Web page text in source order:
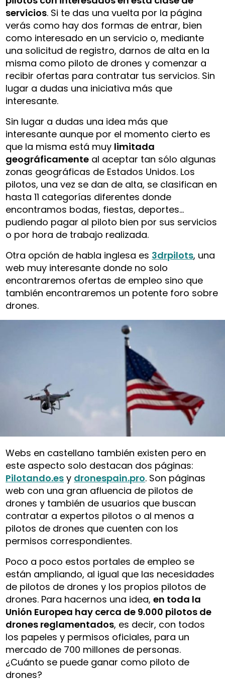
servicios. Si te das una vuelta por la página
verás como hay dos formas de entrar, bien
como interesado en un servicio o, mediante
una solicitud de registro, darnos de alta en la
misma como piloto de drones y comenzar a
recibir ofertas para contratar tus servicios. Sin
lugar a dudas una iniciativa más que
interesante.
Sin lugar a dudas una idea más que
interesante aunque por el momento cierto es
que la misma está muy limitada
geográficamente al aceptar tan sólo algunas
zonas geográficas de Estados Unidos. Los
pilotos, una vez se dan de alta, se clasifican en
hasta 11 categorías diferentes donde
encontramos bodas, fiestas, deportes…
pudiendo pagar al piloto bien por sus servicios
o por hora de trabajo realizada.
Otra opción de habla inglesa es 3drpilots, una
web muy interesante donde no solo
encontraremos ofertas de empleo sino que
también encontraremos un potente foro sobre
drones.
Webs en castellano también existen pero en
este aspecto solo destacan dos páginas:
Pilotando.es y dronespain.pro. Son páginas
web con una gran afluencia de pilotos de
drones y también de usuarios que buscan
contratar a expertos pilotos o al menos a
pilotos de drones que cuenten con los
permisos correspondientes.
Poco a poco estos portales de empleo se
están ampliando, al igual que las necesidades
de pilotos de drones y los propios pilotos de
drones. Para hacernos una idea,en toda la
Unión Europea hay cerca de 9.000 pilotos de
drones reglamentados, es decir, con todos
los papeles y permisos oficiales, para un
mercado de 700 millones de personas.
¿Cuánto se puede ganar como piloto de
drones?